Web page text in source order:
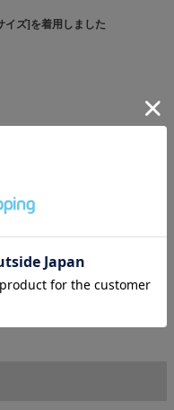
イズ]を着用しました